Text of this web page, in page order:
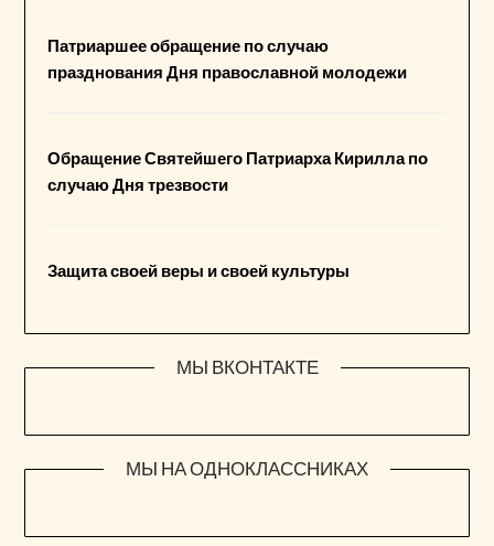
Патриаршее обращение по случаю
празднования Дня православной молодежи
Обращение Святейшего Патриарха Кирилла по
случаю Дня трезвости
Защита своей веры и своей культуры
МЫ ВКОНТАКТЕ
МЫ НА ОДНОКЛАССНИКАХ